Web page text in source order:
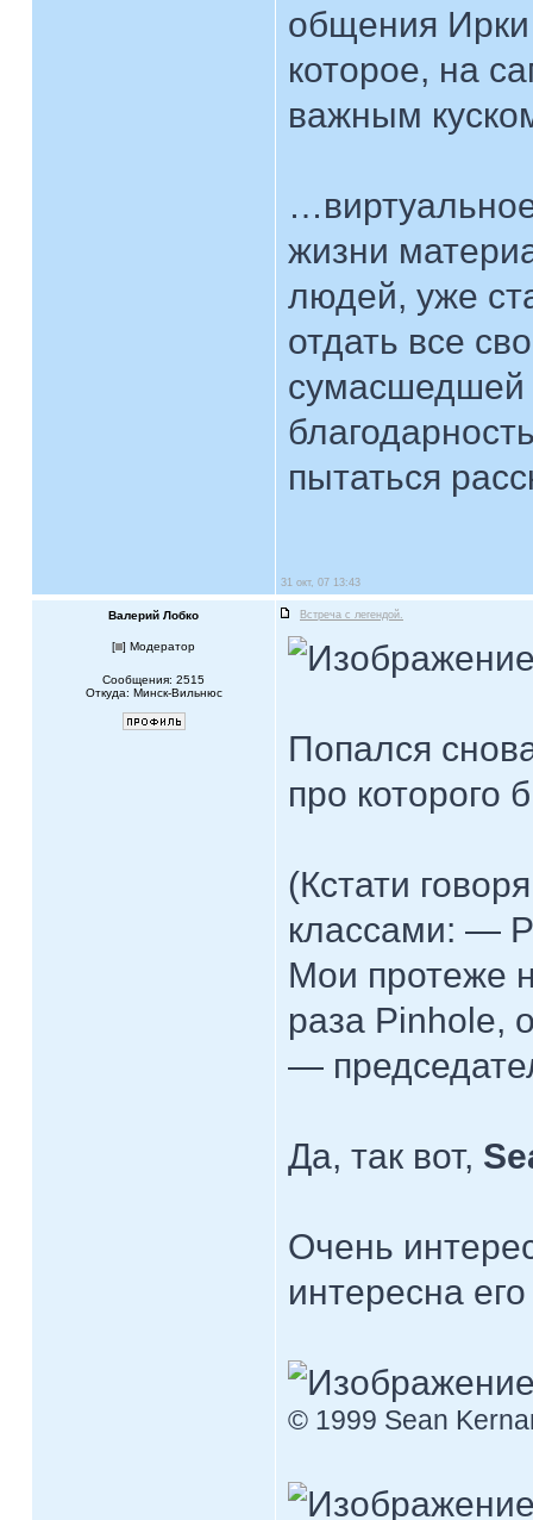
общения Ирки
которое, на
важным
жизни
людей, уже
отдать все
сумасшедшей
пытаться
31 окт, 07 13:43
Валерий Лобко Встреча с легендой.
[ ] Модератор
Сообщения: 2515
Откуда: Минск-Вильнюс
Попался
про которого
(Кстати
классами: —
Мои протеже
раза Pinhole,
—
Да, так вот,
Очень
интересна
© 1999 Sean